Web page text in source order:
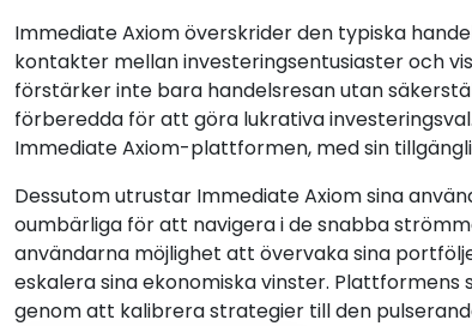
Immediate Axiom överskrider den typiska
kontakter mellan investeringsentusiaster och
förstärker inte bara handelsresan utan
förberedda för att göra lukrativa
Immediate Axiom-plattformen, med sin
Dessutom utrustar Immediate Axiom sina
oumbärliga för att navigera i de snabba
användarna möjlighet att övervaka sina
eskalera sina ekonomiska vinster.
genom att kalibrera strategier till den